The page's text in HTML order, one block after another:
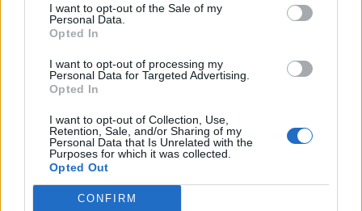
I want to opt-out of the Sale of my
Personal Data.
Opted In
I want to opt-out of processing my
Personal Data for Targeted Advertising.
Opted In
I want to opt-out of Collection, Use,
Retention, Sale, and/or Sharing of my
Personal Data that Is Unrelated with the
Purposes for which it was collected.
Opted Out
CONFIRM
Είσοδος της γαλλικής Meridiam στην ηλεκτρική διασύνδεση Ελλάδας
– Κύπρου
Coca-Cola HBC: Άνοδος 11,4%
στα καθαρά κέρδη του α΄
εξαμήνου – Στα 524,4 εκατ.
Cenergy Holdings: Άνοδος 45%
στα καθαρά κέρδη του α΄
εξαμήνου, στα 138 εκατ. ευρώ